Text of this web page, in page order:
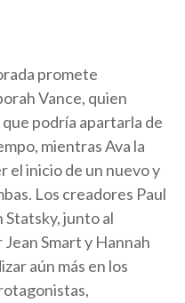
promete
Vance, quien
podría apartarla de
mientras Ava la
el inicio de un nuevo y
Los creadores Paul
Statsky, junto al
Smart y Hannah
aún más en los